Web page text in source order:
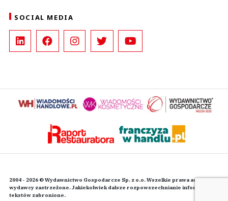
SOCIAL MEDIA
2004 - 2026 © Wydawnictwo Gospodarcze Sp. z o.o. Wszelkie prawa autorskie
wydawcy zastrzeżone. Jakiekolwiek dalsze rozpowszechnianie informacji i
tekstów zabronione.